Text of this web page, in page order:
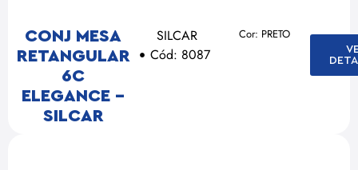
CONJ MESA
RETANGULAR
6C
ELEGANCE –
SILCAR
SILCAR
Cód: 8087
Cor: PRETO